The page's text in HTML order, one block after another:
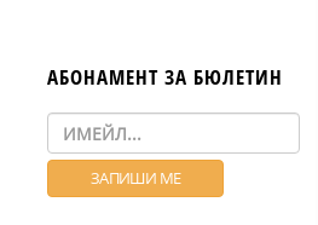
АБОНАМЕНТ ЗА БЮЛЕТИН